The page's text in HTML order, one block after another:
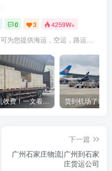
0 3 4259W+
微信1139976508，可为您提供海运，空运，路运，铁路运输
拒绝乱收费！一文看懂中国货代计费套路，教你避开所有隐形坑
下一篇
广州石家庄物流|广州到石家
庄货运公司